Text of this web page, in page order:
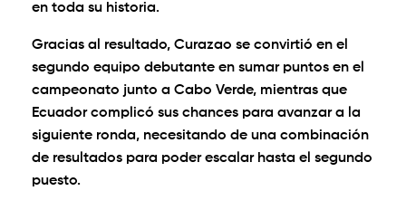
en toda su historia.
Gracias al resultado, Curazao se convirtió en el
segundo equipo debutante en sumar puntos en el
campeonato junto a Cabo Verde, mientras que
Ecuador complicó sus chances para avanzar a la
siguiente ronda, necesitando de una combinación
de resultados para poder escalar hasta el segundo
puesto.